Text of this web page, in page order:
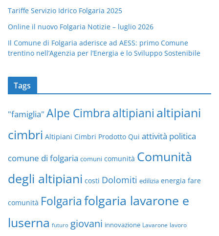
Tariffe Servizio Idrico Folgaria 2025
Online il nuovo Folgaria Notizie – luglio 2026
Il Comune di Folgaria aderisce ad AESS: primo Comune
trentino nell’Agenzia per l’Energia e lo Sviluppo Sostenibile
Tags
"famiglia" Alpe Cimbra altipiani altipiani
cimbri Altipiani Cimbri Prodotto Qui attività politica
comune di folgaria comuni comunità Comunità
degli altipiani costi Dolomiti edilizia energia fare
comunità Folgariafolgaria lavarone e
luserna futuro giovani innovazione Lavarone lavoro